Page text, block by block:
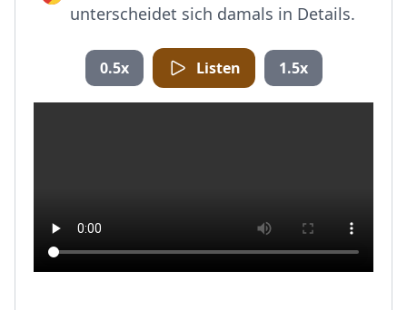
unterscheidet sich damals in Details.
0.5x Listen 1.5x